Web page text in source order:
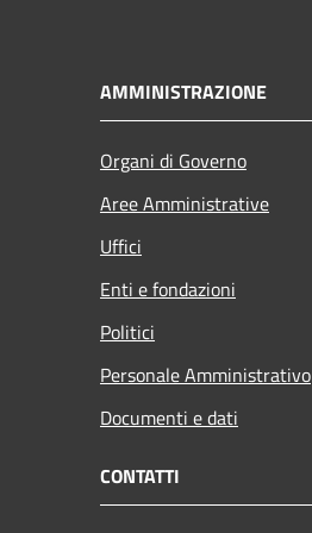
AMMINISTRAZIONE
Organi di Governo
Aree Amministrative
Uffici
Enti e fondazioni
Politici
Personale Amministrativo
Documenti e dati
CONTATTI